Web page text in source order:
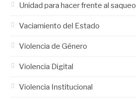
Unidad para hacer frente al saqueo
Vaciamiento del Estado
Violencia de Género
Violencia Digital
Violencia Institucional